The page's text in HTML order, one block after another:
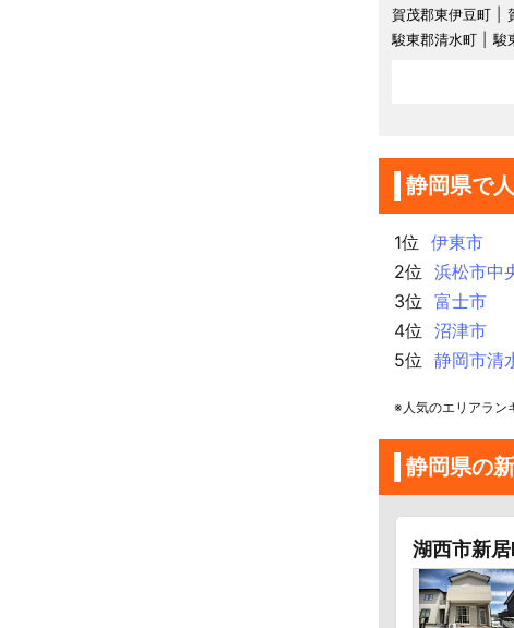
賀茂郡東伊豆町
駿東郡清水町
駿
静岡県で
1位
伊東市
2位
浜松市中
3位
富士市
4位
沼津市
5位
静岡市清
※人気のエリアラン
静岡県の
湖西市新